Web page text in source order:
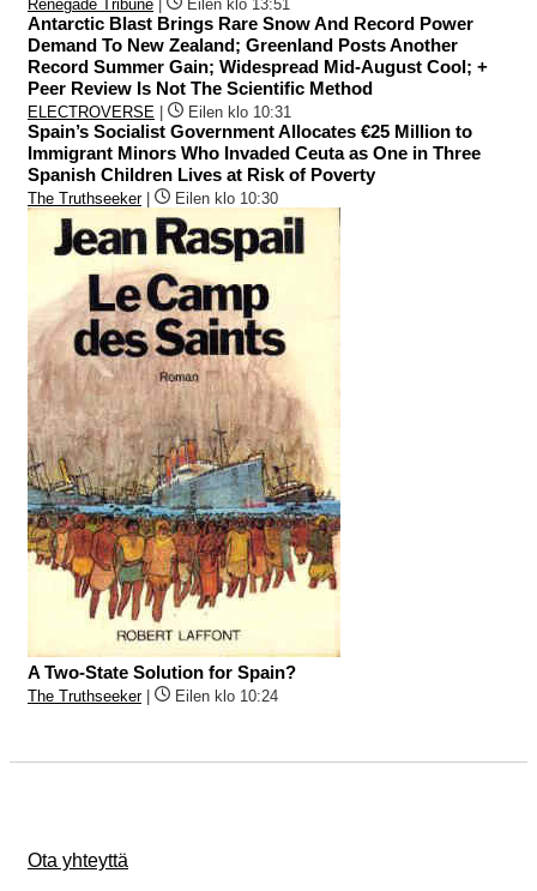
Renegade Tribune Eilen klo 13:51
Antarctic Blast Brings Rare Snow And Record Power
Demand To New Zealand; Greenland Posts Another
Record Summer Gain; Widespread Mid-August Cool; +
Peer Review Is Not The Scientific Method
ELECTROVERSE Eilen klo 10:31
Spain’s Socialist Government Allocates €25 Million to
Immigrant Minors Who Invaded Ceuta as One in Three
Spanish Children Lives at Risk of Poverty
The Truthseeker| Eilen klo 10:30
A Two-State Solution for Spain?
The Truthseeker| Eilen klo 10:24
Ota yhteyttä